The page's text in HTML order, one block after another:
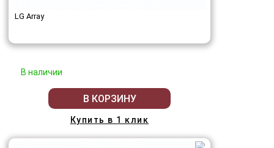
LG Array
В наличии
В КОРЗИНУ
Купить в 1 клик